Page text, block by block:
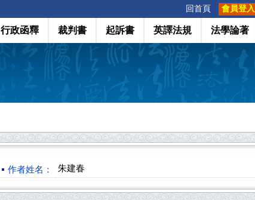
回首頁 會員登入
行政函釋 裁判書 起訴書 英譯法規 法學論著
作者姓名： 朱建春